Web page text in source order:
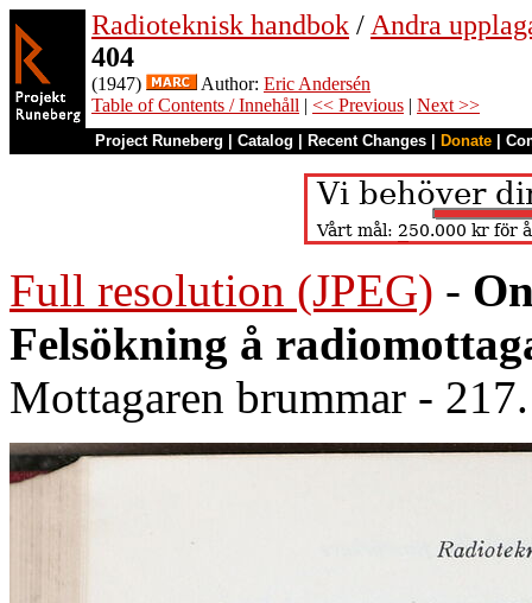
Radioteknisk handbok / Andra
404
(1947) Author: Eric Andersén
Table of Contents / Innehåll | << Previous | Next >>
Project Runeberg Catalog Recent Changes Donate
Full resolution (JPEG) -
Felsökning å
Mottagaren brummar -